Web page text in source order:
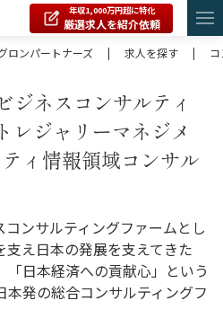
年収1,000万円超に特化
厳選求人を紹介依頼
ロンパートナーズ
| 求人を探す |
ジネスコンサルティ
レジャリーマネジメ
ィ情報領域コンサル
ンサルティングファームとし
え日本の発展を支えてきた
「日本経済への貢献心」という
発の総合コンサルティングフ